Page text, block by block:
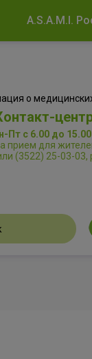
A.S.A.M.I.
о
Пт с 6.00 до
прием для
(3522) 25-03-03,